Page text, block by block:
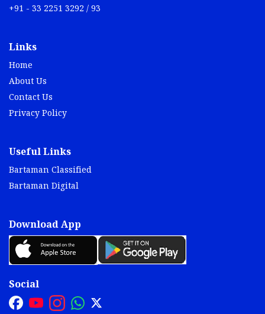
+91 - 33 2251 3292 / 93
Links
Home
About Us
Contact Us
Privacy Policy
Useful Links
Bartaman Classified
Bartaman Digital
Download App
Social